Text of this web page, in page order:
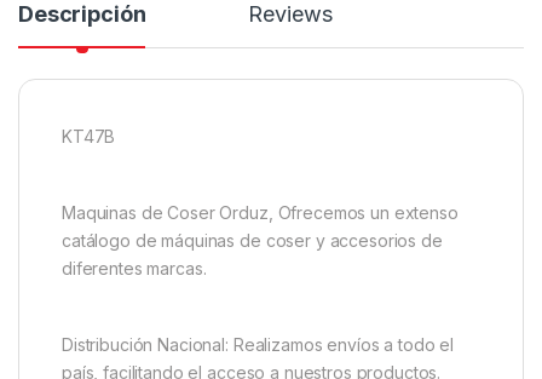
Descripción Reviews
KT47B
Maquinas de Coser Orduz, Ofrecemos un extenso
catálogo de máquinas de coser y accesorios de
diferentes marcas.
Distribución Nacional: Realizamos envíos a todo el
país, facilitando el acceso a nuestros productos.